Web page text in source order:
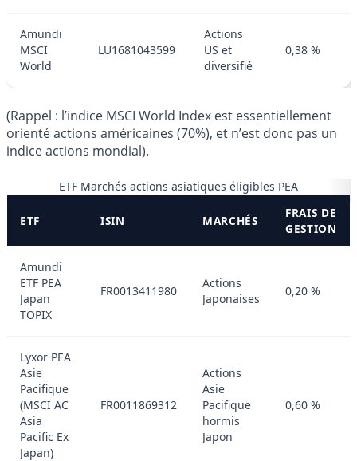
Amundi
MSCI
World
LU1681043599
Actions
US et
diversifié
0,38 %
(Rappel : l’indice MSCI World Index est essentiellement
orienté actions américaines (70%), et n’est donc pas un
indice actions mondial).
ETF Marchés actions asiatiques éligibles PEA
ETF ISIN MARCHÉS
FRAIS DE
GESTION
Amundi
ETF PEA
Japan
TOPIX
FR0013411980
Actions
Japonaises
0,20 %
Lyxor PEA
Asie
Pacifique
(MSCI AC
Asia
Pacific Ex
Japan)
FR0011869312
Actions
Asie
Pacifique
hormis
Japon
0,60 %